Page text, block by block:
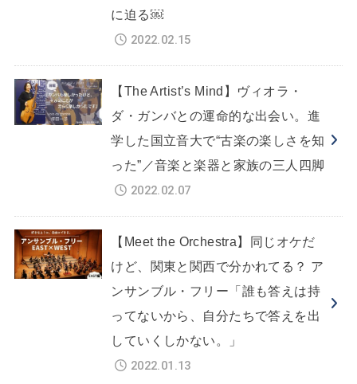
に迫る￼
2022.02.15
【The Artist’s Mind】ヴィオラ・
ダ・ガンバとの運命的な出会い。進
学した国立音大で“古楽の楽しさを知
った”／音楽と楽器と家族の三人四脚
2022.02.07
【Meet the Orchestra】同じオケだ
けど、関東と関西で分かれてる？ ア
ンサンブル・フリー「誰も答えは持
ってないから、自分たちで答えを出
していくしかない。」
2022.01.13